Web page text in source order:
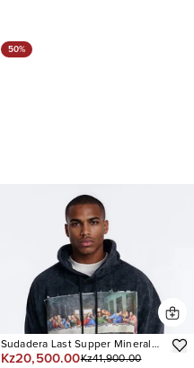
50%
Sudadera Last Supper Mineral
Wash
Kz20,500.00Kz41,900.00